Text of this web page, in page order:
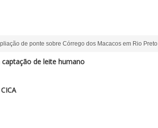
de ponte sobre Córrego dos Macacos em Rio Preto
de leite humano